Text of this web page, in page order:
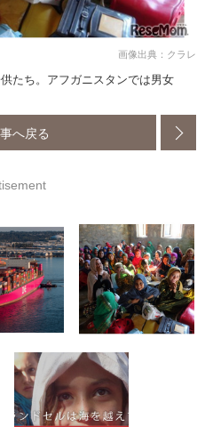
画像出典：クラレ
たち。アフガニスタンでは男女
へ戻る